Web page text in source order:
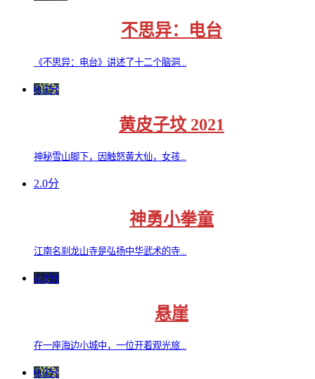
不思异：电台
《不思异：电台》讲述了十二个脑洞...
0.0分
黄皮子坟 2021
神秘雪山脚下，因触怒黄大仙，女孩...
2.0分
神勇小拳童
江南名刹龙山寺是弘扬中华武术的寺...
4.0分
悬崖
在一座海边小城中，一位开着观光旅...
0.0分